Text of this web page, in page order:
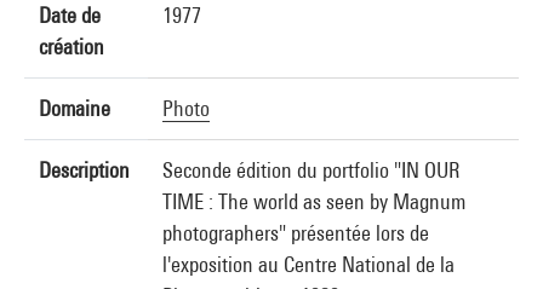
Date de
création
1977
Domaine Photo
Description
Seconde édition du portfolio "IN OUR
TIME : The world as seen by Magnum
photographers" présentée lors de
l'exposition au Centre National de la